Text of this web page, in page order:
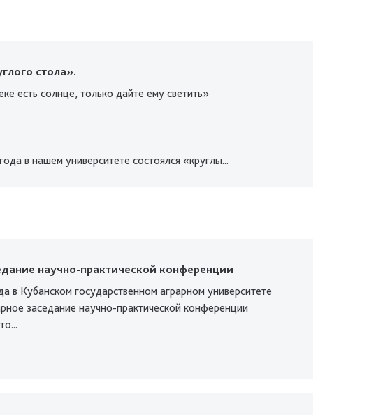
стола».
есть солнце, только дайте ему светить»
в нашем университете состоялся «круглы...
научно-практической конференции
в Кубанском государственном аграрном университете
заседание научно-практической конференции